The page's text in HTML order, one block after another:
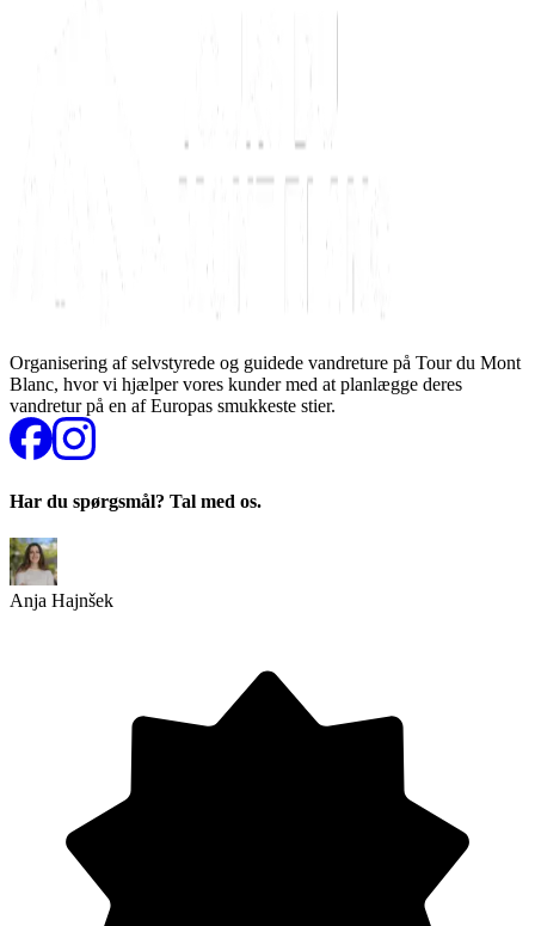
Organisering af selvstyrede og guidede vandreture på Tour du Mont
Blanc, hvor vi hjælper vores kunder med at planlægge deres
vandretur på en af Europas smukkeste stier.
Har du spørgsmål? Tal med os.
Anja Hajnšek